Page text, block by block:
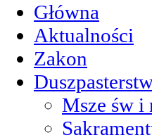
Główna
Aktualności
Zakon
Msze św i